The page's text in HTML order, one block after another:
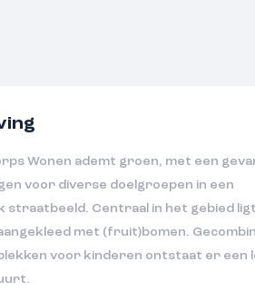
Wonen ademt groen, met een
voor diverse doelgroepen in een
Centraal in het gebied
aangekleed met (fruit)bomen.
voor kinderen ontstaat er een